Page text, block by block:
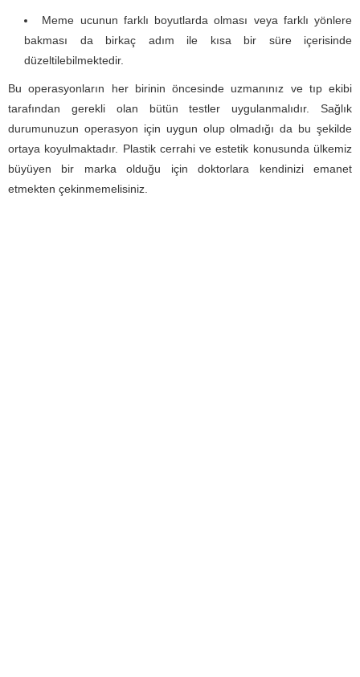
Meme ucunun farklı boyutlarda olması veya farklı yönlere
bakması da birkaç adım ile kısa bir süre içerisinde
düzeltilebilmektedir.
Bu operasyonların her birinin öncesinde uzmanınız ve tıp ekibi
tarafından gerekli olan bütün testler uygulanmalıdır. Sağlık
durumunuzun operasyon için uygun olup olmadığı da bu şekilde
ortaya koyulmaktadır. Plastik cerrahi ve estetik konusunda ülkemiz
büyüyen bir marka olduğu için doktorlara kendinizi emanet
etmekten çekinmemelisiniz.